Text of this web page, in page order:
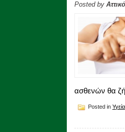
Posted by
ασθενών θα
Posted in Υγεία